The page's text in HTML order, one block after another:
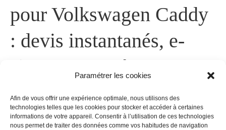
Paramétrer les cookies
Afin de vous offrir une expérience optimale, nous utilisons des
technologies telles que les cookies pour stocker et accéder à certaines
informations de votre appareil. Consentir à l’utilisation de ces technologies
nous permet de traiter des données comme vos habitudes de navigation
pour Volkswagen Caddy
: devis instantanés, e-
signature et zéro
paperasse
Le parcours digital est désormais la norme. En